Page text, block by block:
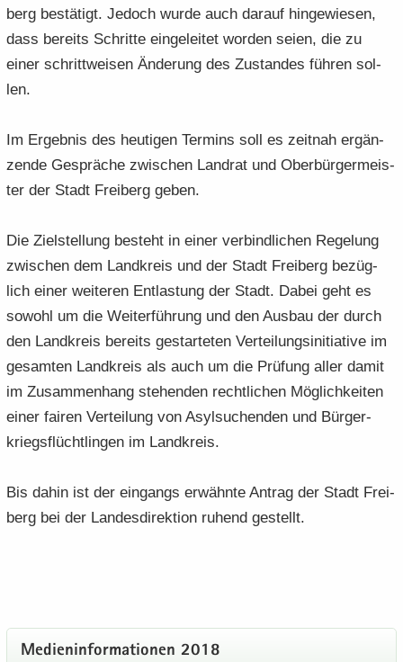
berg be­stä­tigt. Je­doch wurde auch dar­auf hin­ge­wie­sen,
dass be­reits Schrit­te ein­ge­lei­tet wor­den seien, die zu
einer schritt­wei­sen Än­de­rung des Zu­stan­des füh­ren sol­
len.
Im Er­geb­nis des heu­ti­gen Ter­mins soll es zeit­nah er­gän­
zen­de Ge­sprä­che zwi­schen Land­rat und Ober­bür­ger­meis­
ter der Stadt Frei­berg geben.
Die Ziel­stel­lung be­steht in einer ver­bind­li­chen Re­ge­lung
zwi­schen dem Land­kreis und der Stadt Frei­berg be­züg­
lich einer wei­te­ren Ent­las­tung der Stadt. Dabei geht es
so­wohl um die Wei­ter­füh­rung und den Aus­bau der durch
den Land­kreis be­reits ge­star­te­ten Ver­tei­lungs­in­itia­ti­ve im
ge­sam­ten Land­kreis als auch um die Prü­fung aller damit
im Zu­sam­men­hang ste­hen­den recht­li­chen Mög­lich­kei­ten
einer fai­ren Ver­tei­lung von Asyl­su­chen­den und Bür­ger­
kriegs­flücht­lin­gen im Land­kreis.
Bis dahin ist der ein­gangs er­wähn­te An­trag der Stadt Frei­
berg bei der Lan­des­di­rek­ti­on ru­hend ge­stellt.
Me­di­en­in­for­ma­tio­nen 2018